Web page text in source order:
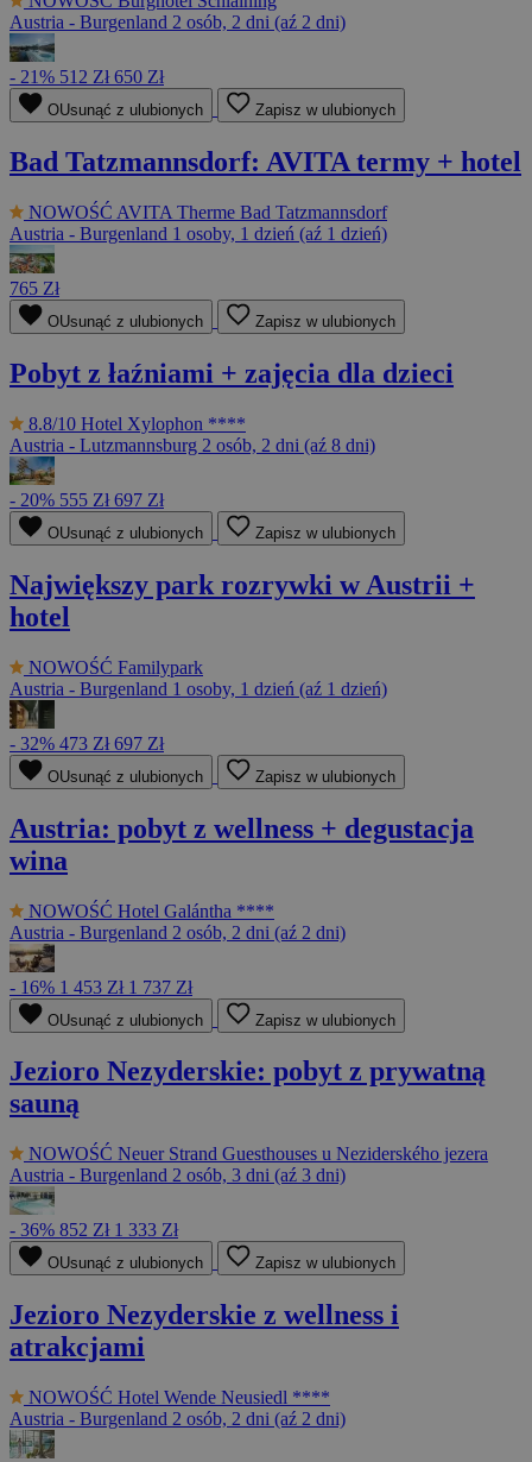
Austria - Burgenland 2 osób, 2 dni (aź 2 dni)
- 21% 512 Zł650 Zł
OUsunąć z ulubionych Zapisz w ulubionych
Bad Tatzmannsdorf: AVITA termy + hotel
NOWOŚĆ AVITA Therme Bad Tatzmannsdorf
Austria - Burgenland 1 osoby, 1 dzień (aź 1 dzień)
765 Zł
OUsunąć z ulubionych Zapisz w ulubionych
Pobyt z łaźniami + zajęcia dla dzieci
8.8/10 Hotel Xylophon ****
Austria - Lutzmannsburg 2 osób, 2 dni (aź 8 dni)
- 20% 555 Zł697 Zł
OUsunąć z ulubionych Zapisz w ulubionych
Największy park rozrywki w Austrii +
hotel
NOWOŚĆ Familypark
Austria - Burgenland 1 osoby, 1 dzień (aź 1 dzień)
- 32% 473 Zł697 Zł
OUsunąć z ulubionych Zapisz w ulubionych
Austria: pobyt z wellness + degustacja
wina
NOWOŚĆ Hotel Galántha ****
Austria - Burgenland 2 osób, 2 dni (aź 2 dni)
- 16% 1 453 Zł 1 737 Zł
OUsunąć z ulubionych Zapisz w ulubionych
Jezioro Nezyderskie: pobyt z prywatną
sauną
NOWOŚĆ Neuer Strand Guesthouses u Neziderského jezera
Austria - Burgenland 2 osób, 3 dni (aź 3 dni)
- 36% 852 Zł 1 333 Zł
OUsunąć z ulubionych Zapisz w ulubionych
Jezioro Nezyderskie z wellness i
atrakcjami
NOWOŚĆ Hotel Wende Neusiedl ****
Austria - Burgenland 2 osób, 2 dni (aź 2 dni)